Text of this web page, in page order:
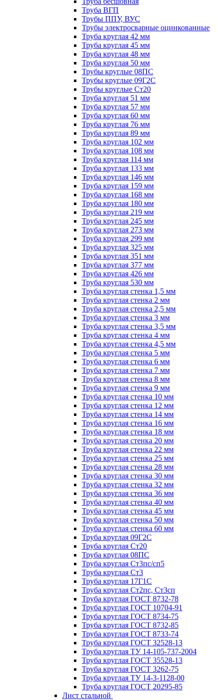
Труба ВГП
Трубы ППУ, ВУС
Трубы электросварные оцинкованные
Труба круглая 42 мм
Труба круглая 45 мм
Труба круглая 48 мм
Труба круглая 50 мм
Трубы круглые 08ПС
Трубы круглые 09Г2С
Трубы круглые Ст20
Труба круглая 51 мм
Труба круглая 57 мм
Труба круглая 60 мм
Труба круглая 76 мм
Труба круглая 89 мм
Труба круглая 102 мм
Труба круглая 108 мм
Труба круглая 114 мм
Труба круглая 133 мм
Труба круглая 146 мм
Труба круглая 159 мм
Труба круглая 168 мм
Труба круглая 180 мм
Труба круглая 219 мм
Труба круглая 245 мм
Труба круглая 273 мм
Труба круглая 299 мм
Труба круглая 325 мм
Труба круглая 351 мм
Труба круглая 377 мм
Труба круглая 426 мм
Труба круглая 530 мм
Труба круглая стенка 1,5 мм
Труба круглая стенка 2 мм
Труба круглая стенка 2,5 мм
Труба круглая стенка 3 мм
Труба круглая стенка 3,5 мм
Труба круглая стенка 4 мм
Труба круглая стенка 4,5 мм
Труба круглая стенка 5 мм
Труба круглая стенка 6 мм
Труба круглая стенка 7 мм
Труба круглая стенка 8 мм
Труба круглая стенка 9 мм
Труба круглая стенка 10 мм
Труба круглая стенка 12 мм
Труба круглая стенка 14 мм
Труба круглая стенка 16 мм
Труба круглая стенка 18 мм
Труба круглая стенка 20 мм
Труба круглая стенка 22 мм
Труба круглая стенка 25 мм
Труба круглая стенка 28 мм
Труба круглая стенка 30 мм
Труба круглая стенка 32 мм
Труба круглая стенка 36 мм
Труба круглая стенка 40 мм
Труба круглая стенка 45 мм
Труба круглая стенка 50 мм
Труба круглая стенка 60 мм
Труба круглая 09Г2С
Труба круглая Ст20
Труба круглая 08ПС
Труба круглая Ст3пс/сп5
Труба круглая Ст3
Труба круглая 17Г1С
Труба круглая Ст2пс, Ст3сп
Труба круглая ГОСТ 8732-78
Труба круглая ГОСТ 10704-91
Труба круглая ГОСТ 8734-75
Труба круглая ГОСТ 8732-85
Труба круглая ГОСТ 8733-74
Труба круглая ГОСТ 32528-13
Труба круглая ТУ 14-105-737-2004
Труба круглая ГОСТ 35528-13
Труба круглая ГОСТ 3262-75
Труба круглая ТУ 14-3-1128-00
Труба круглая ГОСТ 20295-85
Лист стальной